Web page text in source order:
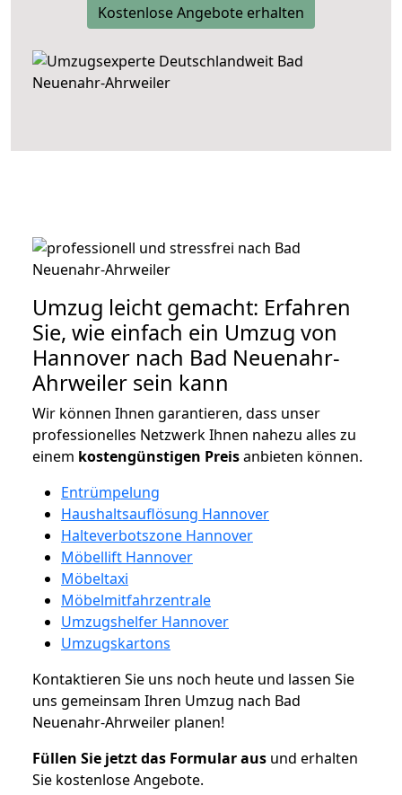
Kostenlose Angebote erhalten
Umzug leicht gemacht: Erfahren
Sie, wie einfach ein Umzug von
Hannover nach Bad Neuenahr-
Ahrweiler sein kann
Wir können Ihnen garantieren, dass unser
professionelles Netzwerk Ihnen nahezu alles zu
einem kostengünstigen Preisanbieten können.
Entrümpelung
Haushaltsauflösung Hannover
Halteverbotszone Hannover
Möbellift Hannover
Möbeltaxi
Möbelmitfahrzentrale
Umzugshelfer Hannover
Umzugskartons
Kontaktieren Sie uns noch heute und lassen Sie
uns gemeinsam Ihren Umzug nach Bad
Neuenahr-Ahrweiler planen!
Füllen Sie jetzt das Formular aus und erhalten
Sie kostenlose Angebote.